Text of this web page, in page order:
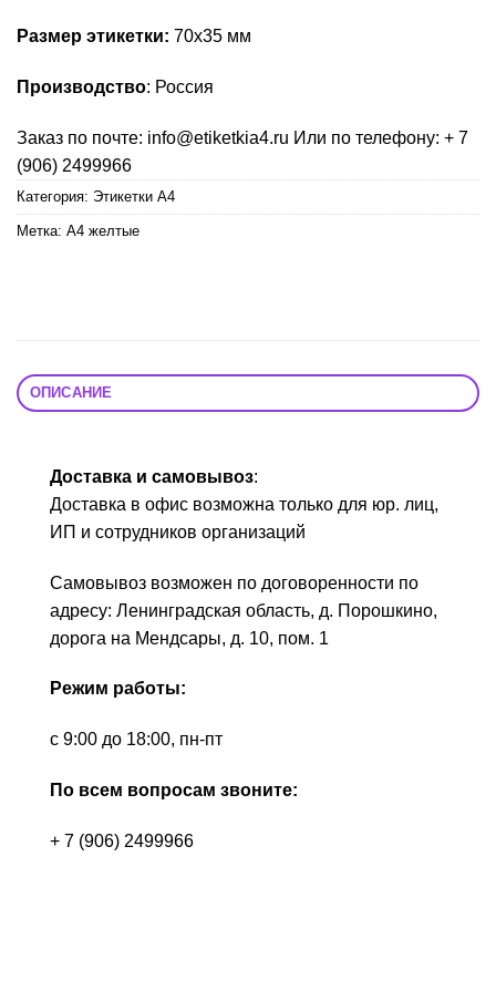
Размер этикетки: 70х35 мм
Производство: Россия
Заказ по почте: info@etiketkia4.ru Или по телефону: + 7
(906) 2499966
Категория: Этикетки А4
Метка: А4 желтые
ОПИСАНИЕ
Доставка и самовывоз:
Доставка в офис возможна только для юр. лиц,
ИП и сотрудников организаций
Самовывоз возможен по договоренности по
адресу: Ленинградская область, д. Порошкино,
дорога на Мендсары, д. 10, пом. 1
Режим работы:
с 9:00 до 18:00, пн-пт
По всем вопросам звоните:
+ 7 (906) 2499966